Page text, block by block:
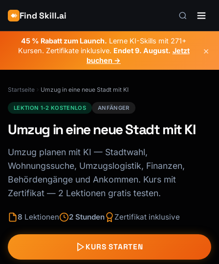
Find Skill.ai
45 % Rabatt zum Launch. Lerne KI-Skills mit 271+
Kursen. Zertifikate inklusive. Endet9. August. Jetzt
buchen →
×
Startseite Umzug in eine neue Stadt mit KI
LEKTION 1-2 KOSTENLOS ANFÄNGER
Umzug in eine neue Stadt mit KI
Umzug planen mit KI — Stadtwahl,
Wohnungssuche, Umzugslogistik, Finanzen,
Behördengänge und Ankommen. Kurs mit
Zertifikat — 2 Lektionen gratis testen.
8 Lektionen 2 Stunden Zertifikat inklusive
KURS STARTEN